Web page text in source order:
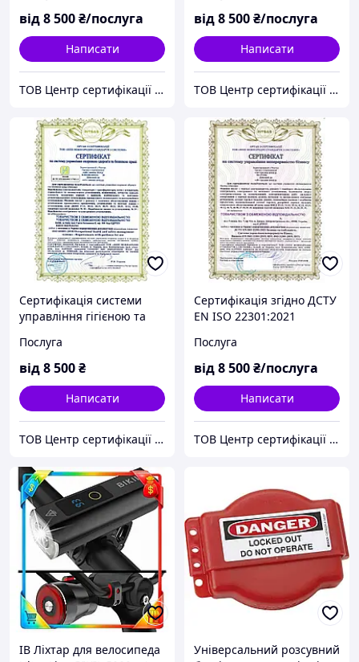
неперервністю бізнесу.
від8 500₴/послуга
Написати
ТОВ Центр сертифікації ЄВРОСТАНДАРТ (Група компаній)
неперервністю бізнесу.
від8 500₴/послуга
Написати
ТОВ Центр сертифікації ЄВРОСТАНДАРТ (Група компаній)
Сертифікація системи
управління гігієною та
вимогами ISO 45001:2018
Послуга
від8 500₴
Написати
ТОВ Центр сертифікації ЄВРОСТАНДАРТ (Група компаній)
Сертифікація згідно ДСТУ
EN ISO 22301:2021
Системи управління
неперервністю бізнесу.
Послуга
від8 500₴/послуга
Написати
ТОВ Центр сертифікації ЄВРОСТАНДАРТ (Група компаній)
ІВ Ліхтар для велосипеда
Універсальний розсувний